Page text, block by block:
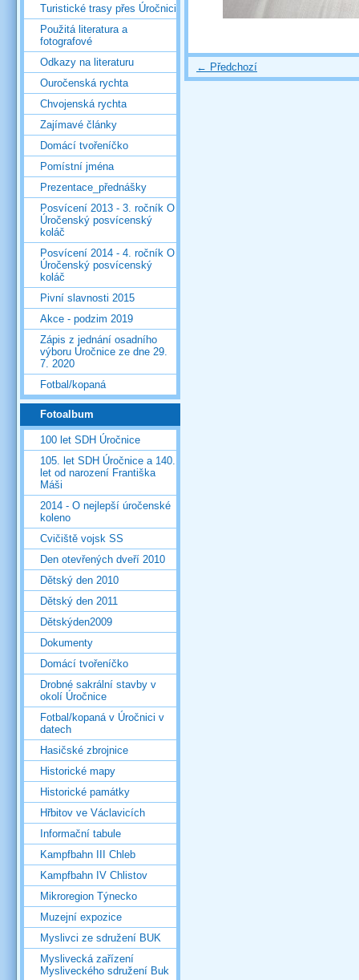
← Předchozí
Turistické trasy přes Úročnici
Použitá literatura a
fotografové
Odkazy na literaturu
Ouročenská rychta
Chvojenská rychta
Zajímavé články
Domácí tvořeníčko
Pomístní jména
Prezentace_přednášky
Posvícení 2013 - 3. ročník O
Úročenský posvícenský
koláč
Posvícení 2014 - 4. ročník O
Úročenský posvícenský
koláč
Pivní slavnosti 2015
Akce - podzim 2019
Zápis z jednání osadního
výboru Úročnice ze dne 29.
7. 2020
Fotbal/kopaná
Fotoalbum
100 let SDH Úročnice
105. let SDH Úročnice a 140.
let od narození Františka
Máši
2014 - O nejlepší úročenské
koleno
Cvičiště vojsk SS
Den otevřených dveří 2010
Dětský den 2010
Dětský den 2011
Dětskýden2009
Dokumenty
Domácí tvořeníčko
Drobné sakrální stavby v
okolí Úročnice
Fotbal/kopaná v Úročnici v
datech
Hasičské zbrojnice
Historické mapy
Historické památky
Hřbitov ve Václavicích
Informační tabule
Kampfbahn III Chleb
Kampfbahn IV Chlistov
Mikroregion Týnecko
Muzejní expozice
Myslivci ze sdružení BUK
Myslivecká zařízení
Mysliveckého sdružení Buk